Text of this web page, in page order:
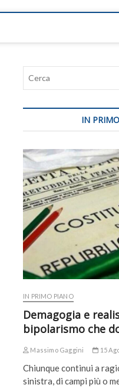
IN
IN PRIMO PIANO
Demagogia e
bipolarismo che
Massimo Gaggini 15
Chiunque continui a
sinistra, di campi più o